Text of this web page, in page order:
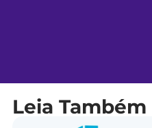
Leia Também